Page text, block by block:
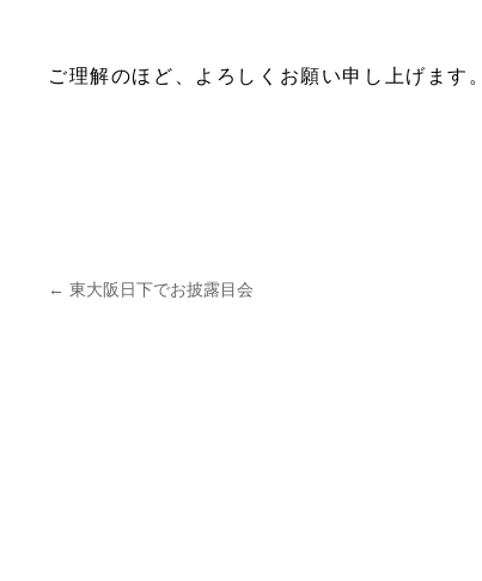
ご理解のほど、よろしくお願い申し上げます。
投稿ナビゲーション
← 東大阪日下でお披露目会